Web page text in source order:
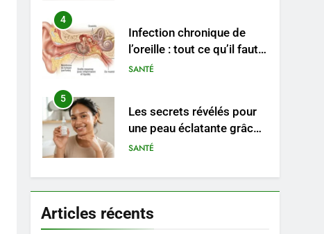
4
Infection chronique de
l’oreille : tout ce qu’il faut
savoir sur les
SANTÉ
5
Les secrets révélés pour
une peau éclatante grâce
à The Ordinary
SANTÉ
6
Prévenir les chutes chez
les seniors: aménagement
BIEN ÊTRE
Articles récents